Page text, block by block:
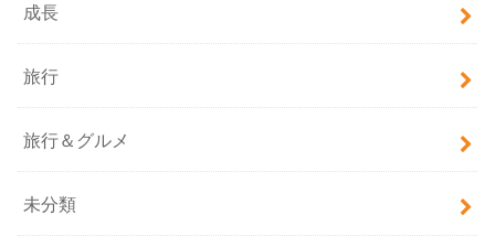
成長
旅行
旅行＆グルメ
未分類